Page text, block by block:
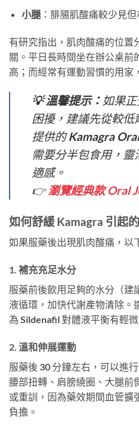
小腿：腓腸肌酸痛較少見但
有研究指出，肌肉酸痛的位置
關。平日長時間坐在辦公桌前
高；而經常有運動習慣的用家
💡 溫馨提示： 如果
困擾，建議先從較
提供的 Kamagra
需要分半包食用，
適感。
👉瀏覽經典款 Oral
如何舒緩 Kamagra 引起
如果服藥後出現肌肉酸痛，以
1. 補充充足水分
服藥前後飲用足夠的水分（建
液循環，加快代謝產物清除。
為 Sildenafil 對體液平衡有輕微
2. 溫和伸展運動
服藥後 30 分鐘左右，可以進
腰部扭轉、肩膀繞圈、大腿前
或重訓，因為藥效期間血管擴
負擔。